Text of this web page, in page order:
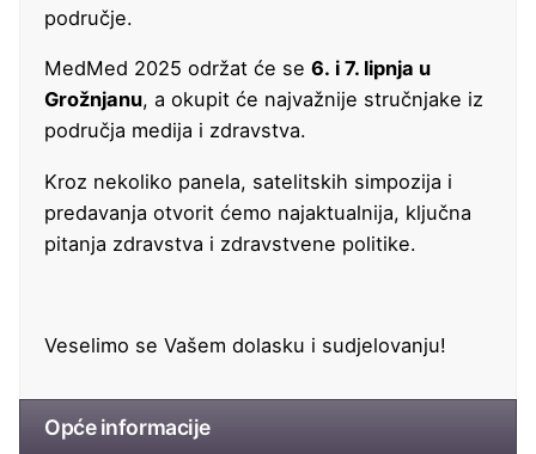
područje.
MedMed 2025 održat će se 6. i 7. lipnja u
Grožnjanu, a okupit će najvažnije stručnjake iz
područja medija i zdravstva.
Kroz nekoliko panela, satelitskih simpozija i
predavanja otvorit ćemo najaktualnija, ključna
pitanja zdravstva i zdravstvene politike.
Veselimo se Vašem dolasku i sudjelovanju!
Opće informacije